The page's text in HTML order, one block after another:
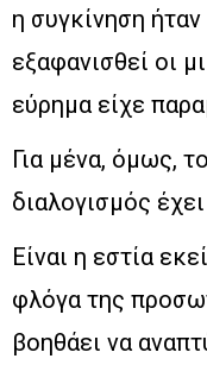
η συγκίνηση
εξαφανισθεί οι
εύρημα είχε
Για μένα, όμως,
διαλογισμός
Είναι η εστία
φλόγα της
βοηθάει να